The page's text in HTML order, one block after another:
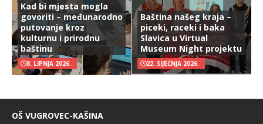
Kad bi mjesta mogla
govoriti – međunarodno
putovanje kroz
kulturnu i prirodnu
baštinu
8. LIPNJA 2026.
Baština našeg kraja –
piceki, raceki i baka
Slavica u Virtual
Museum Night projektu
22. SIJEČNJA 2026.
OŠ VUGROVEC-KAŠINA